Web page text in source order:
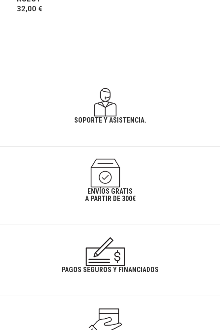
32,00 €
SOPORTE Y ASISTENCIA.
ENVÍOS GRATIS
A PARTIR DE 300€
PAGOS SEGUROS Y FINANCIADOS